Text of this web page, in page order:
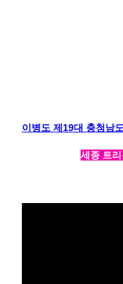
이병도 제19대 충청남
세종 트